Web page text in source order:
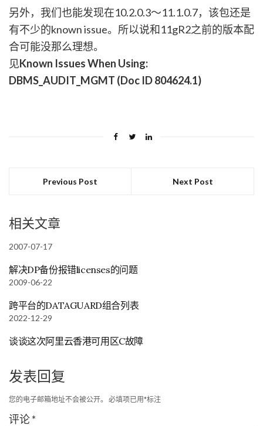
另外，我们也能发现在10.2.0.3～11.1.0.7，该包还是
有不少的known issue。所以说和11gR2之前的版本配
合可能没那么理想。
见Known Issues When Using:
DBMS_AUDIT_MGMT (Doc ID 804624.1)
Previous Post Next Post
相关文章
2007-07-17
解决DP备份报错licenses的问题
2009-06-22
跨平台的DATAGUARD组合列表
2022-12-29
谈谈这次阿里云香港可用区C故障
发表回复
您的电子邮箱地址不会被公开。 必填项已用*标注
评论*